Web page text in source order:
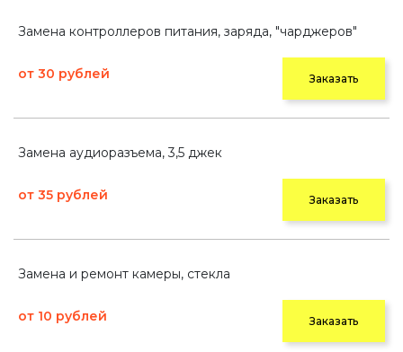
Замена контроллеров питания, заряда, "чарджеров"
от 30 рублей Заказать
Замена аудиоразъема, 3,5 джек
от 35 рублей Заказать
Замена и ремонт камеры, стекла
от 10 рублей Заказать